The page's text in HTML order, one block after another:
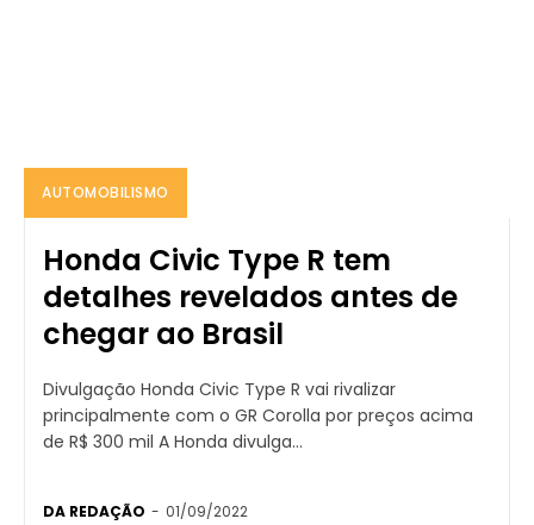
AUTOMOBILISMO
Honda Civic Type R tem
detalhes revelados antes de
chegar ao Brasil
Divulgação Honda Civic Type R vai rivalizar
principalmente com o GR Corolla por preços acima
de R$ 300 mil A Honda divulga...
DA REDAÇÃO - 01/09/2022